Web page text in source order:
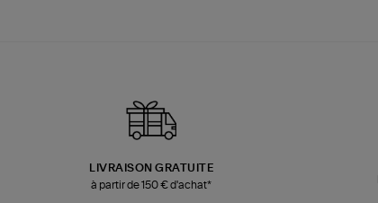
LIVRAISON GRATUITE
à partir de 150 € d'achat*